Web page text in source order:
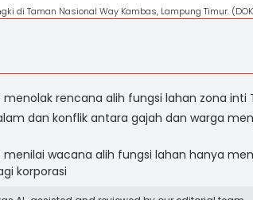
di Taman Nasional Way Kambas, Lampung Timur.
menolak rencana alih fungsi lahan zona inti
dan konflik antara gajah dan warga
menilai wacana alih fungsi lahan hanya
korporasi